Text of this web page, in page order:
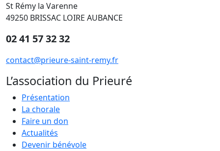
St Rémy la Varenne
49250 BRISSAC LOIRE AUBANCE
02 41 57 32 32
contact@prieure-saint-remy.fr
L’association du Prieuré
Présentation
La chorale
Faire un don
Actualités
Devenir bénévole